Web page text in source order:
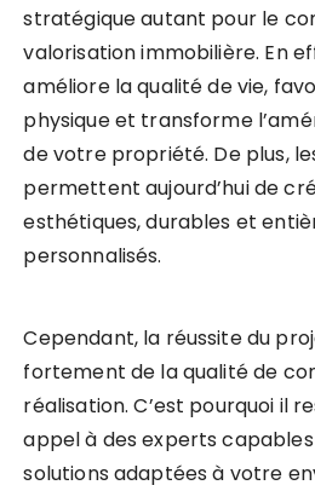
stratégique autant pour le
valorisation immobilière. En
améliore la qualité de vie,
physique et transforme
de votre propriété. De plus,
permettent aujourd’hui de
esthétiques, durables et
personnalisés.
Cependant, la réussite du
fortement de la qualité de
réalisation. C’est pourquoi il
appel à des experts
solutions adaptées à votre